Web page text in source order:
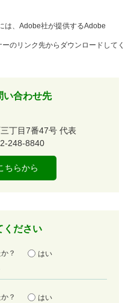
は、Adobe社が提供するAdobe
のリンク先からダウンロードしてく
い合わせ先
丁目7番47号 代表
248-8840
ちらから
ください
か？
はい
か？
はい